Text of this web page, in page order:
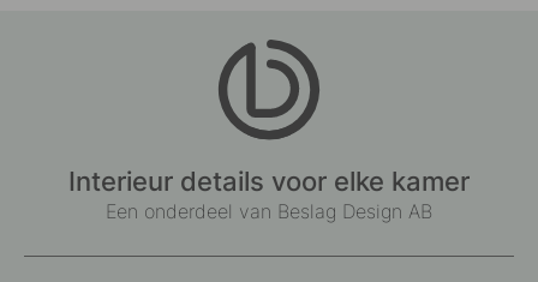
Interieur details voor elke kamer
Een onderdeel van Beslag Design AB